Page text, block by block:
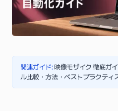
関連ガイド: 映像モザイク 徹底ガ
ル比較・方法・ベストプラクティ